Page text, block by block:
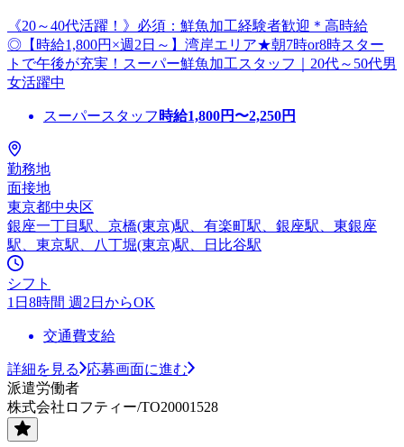
《20～40代活躍！》必須：鮮魚加工経験者歓迎＊高時給
◎【時給1,800円×週2日～】湾岸エリア★朝7時or8時スター
トで午後が充実！スーパー鮮魚加工スタッフ｜20代～50代男
女活躍中
スーパースタッフ 時給1,800円〜2,250円
勤務地
面接地
東京都中央区
銀座一丁目駅、京橋(東京)駅、有楽町駅、銀座駅、東銀座
駅、東京駅、八丁堀(東京)駅、日比谷駅
シフト
1日8時間 週2日からOK
交通費支給
詳細を見る
応募画面に進む
派遣労働者
株式会社ロフティー/TO20001528